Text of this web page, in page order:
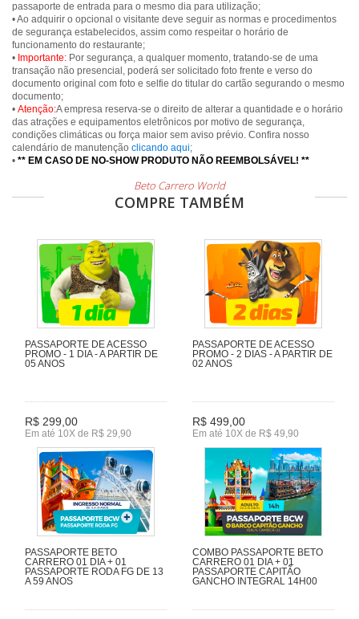
passaporte de entrada para o mesmo dia para utilização;
• Ao adquirir o opcional o visitante deve seguir as normas e procedimentos
de segurança estabelecidos, assim como respeitar o horário de
funcionamento do restaurante;
• Importante: Por segurança, a qualquer momento, tratando-se de uma
transação não presencial, poderá ser solicitado foto frente e verso do
documento original com foto e selfie do titular do cartão segurando o mesmo
documento;
• Atenção:A empresa reserva-se o direito de alterar a quantidade e o horário
das atrações e equipamentos eletrônicos por motivo de segurança,
condições climáticas ou força maior sem aviso prévio. Confira nosso
calendário de manutenção clicando aqui;
• ** EM CASO DE NO-SHOW PRODUTO NÃO REEMBOLSÁVEL! **
Beto Carrero World
COMPRE TAMBÉM
PASSAPORTE DE ACESSO
PROMO - 1 DIA - A PARTIR DE
05 ANOS
R$ 299,00
Em até 10X de R$ 29,90
PASSAPORTE DE ACESSO
PROMO - 2 DIAS - A PARTIR DE
02 ANOS
R$ 499,00
Em até 10X de R$ 49,90
PASSAPORTE BETO
CARRERO 01 DIA + 01
PASSAPORTE RODA FG DE 13
A 59 ANOS
COMBO PASSAPORTE BETO
CARRERO 01 DIA + 01
PASSAPORTE CAPITÃO
GANCHO INTEGRAL 14H00